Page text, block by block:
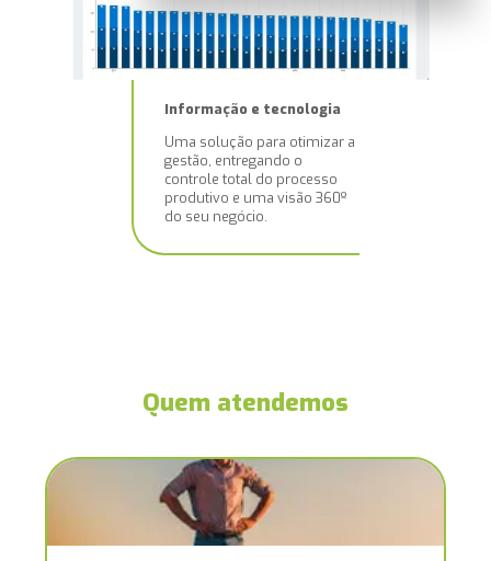
Informação e tecnologia
Uma solução para otimizar a
gestão, entregando o
controle total do processo
produtivo e uma visão 360º
do seu negócio.
Quem atendemos